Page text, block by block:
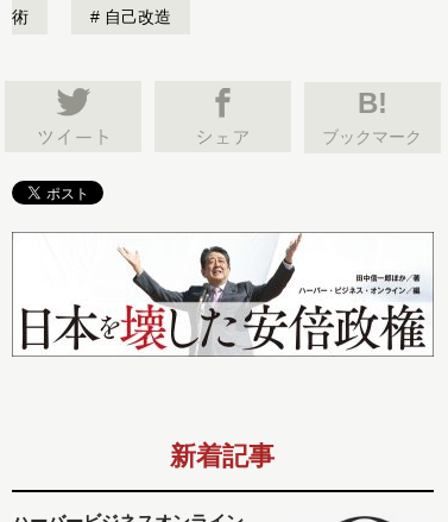
術 自己改造
B!
ブックマーク
新着記事